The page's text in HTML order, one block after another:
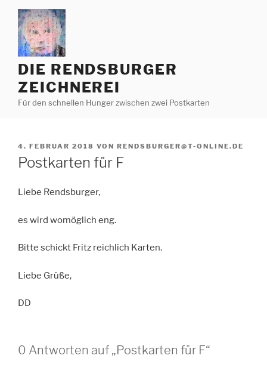
Zum
Inhalt
springen
DIE RENDSBURGER
ZEICHNEREI
Für den schnellen Hunger zwischen zwei Postkarten
VERÖFFENTLICHT
AM
4. FEBRUAR 2018 VON RENDSBURGER@T-ONLINE.DE
Postkarten für F
Liebe Rendsburger,
es wird womöglich eng.
Bitte schickt Fritz reichlich Karten.
Liebe Grüße,
DD
0 Antworten auf „Postkarten für F“